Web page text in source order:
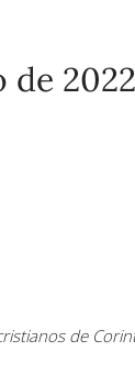
de
de